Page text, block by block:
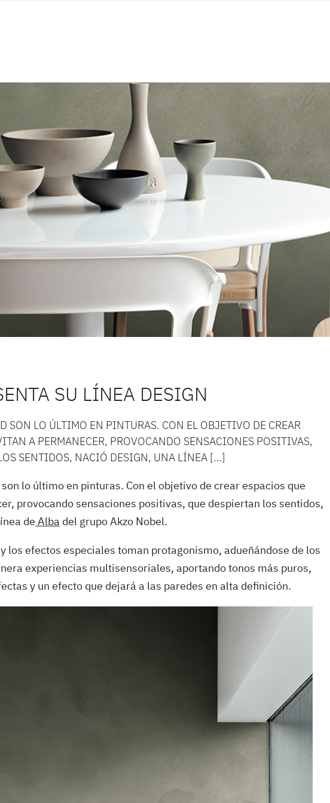
SU LÍNEA DESIGN
SON LO ÚLTIMO EN PINTURAS. CON EL OBJETIVO DE CREAR
A PERMANECER, PROVOCANDO SENSACIONES POSITIVAS,
SENTIDOS, NACIÓ DESIGN, UNA LÍNEA […]
son lo último en pinturas. Con el objetivo de crear espacios que
provocando sensaciones positivas, que despiertan los sentidos,
de Alba del grupo Akzo Nobel.
los efectos especiales toman protagonismo, adueñándose de los
experiencias multisensoriales, aportando tonos más puros,
y un efecto que dejará a las paredes en alta definición.